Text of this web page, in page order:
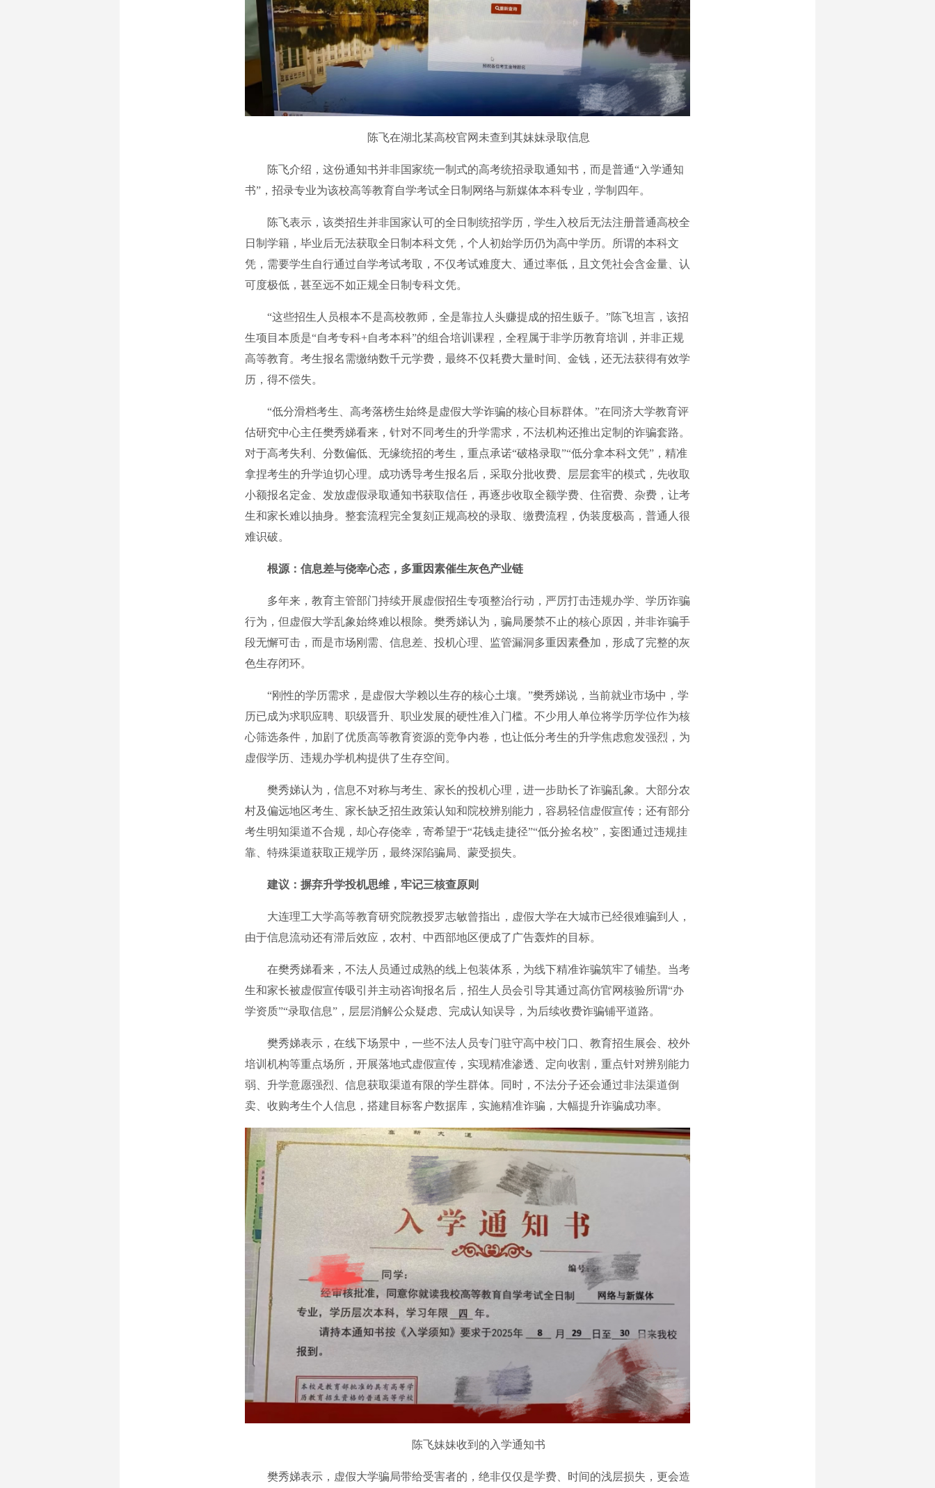
陈飞在湖北某高校官网未查到其妹妹录取信息
陈飞介绍，这份通知书并非国家统一制式的高考统招录取通知书，而是普通“入学通知
书”，招录专业为该校高等教育自学考试全日制网络与新媒体本科专业，学制四年。
陈飞表示，该类招生并非国家认可的全日制统招学历，学生入校后无法注册普通高校全
日制学籍，毕业后无法获取全日制本科文凭，个人初始学历仍为高中学历。所谓的本科文
凭，需要学生自行通过自学考试考取，不仅考试难度大、通过率低，且文凭社会含金量、认
可度极低，甚至远不如正规全日制专科文凭。
“这些招生人员根本不是高校教师，全是靠拉人头赚提成的招生贩子。”陈飞坦言，该招
生项目本质是“自考专科+自考本科”的组合培训课程，全程属于非学历教育培训，并非正规
高等教育。考生报名需缴纳数千元学费，最终不仅耗费大量时间、金钱，还无法获得有效学
历，得不偿失。
“低分滑档考生、高考落榜生始终是虚假大学诈骗的核心目标群体。”在同济大学教育评
估研究中心主任樊秀娣看来，针对不同考生的升学需求，不法机构还推出定制的诈骗套路。
对于高考失利、分数偏低、无缘统招的考生，重点承诺“破格录取”“低分拿本科文凭”，精准
拿捏考生的升学迫切心理。成功诱导考生报名后，采取分批收费、层层套牢的模式，先收取
小额报名定金、发放虚假录取通知书获取信任，再逐步收取全额学费、住宿费、杂费，让考
生和家长难以抽身。整套流程完全复刻正规高校的录取、缴费流程，伪装度极高，普通人很
难识破。
根源：信息差与侥幸心态，多重因素催生灰色产业链
多年来，教育主管部门持续开展虚假招生专项整治行动，严厉打击违规办学、学历诈骗
行为，但虚假大学乱象始终难以根除。樊秀娣认为，骗局屡禁不止的核心原因，并非诈骗手
段无懈可击，而是市场刚需、信息差、投机心理、监管漏洞多重因素叠加，形成了完整的灰
色生存闭环。
“刚性的学历需求，是虚假大学赖以生存的核心土壤。”樊秀娣说，当前就业市场中，学
历已成为求职应聘、职级晋升、职业发展的硬性准入门槛。不少用人单位将学历学位作为核
心筛选条件，加剧了优质高等教育资源的竞争内卷，也让低分考生的升学焦虑愈发强烈，为
虚假学历、违规办学机构提供了生存空间。
樊秀娣认为，信息不对称与考生、家长的投机心理，进一步助长了诈骗乱象。大部分农
村及偏远地区考生、家长缺乏招生政策认知和院校辨别能力，容易轻信虚假宣传；还有部分
考生明知渠道不合规，却心存侥幸，寄希望于“花钱走捷径”“低分捡名校”，妄图通过违规挂
靠、特殊渠道获取正规学历，最终深陷骗局、蒙受损失。
建议：摒弃升学投机思维，牢记三核查原则
大连理工大学高等教育研究院教授罗志敏曾指出，虚假大学在大城市已经很难骗到人，
由于信息流动还有滞后效应，农村、中西部地区便成了广告轰炸的目标。
在樊秀娣看来，不法人员通过成熟的线上包装体系，为线下精准诈骗筑牢了铺垫。当考
生和家长被虚假宣传吸引并主动咨询报名后，招生人员会引导其通过高仿官网核验所谓“办
学资质”“录取信息”，层层消解公众疑虑、完成认知误导，为后续收费诈骗铺平道路。
樊秀娣表示，在线下场景中，一些不法人员专门驻守高中校门口、教育招生展会、校外
培训机构等重点场所，开展落地式虚假宣传，实现精准渗透、定向收割，重点针对辨别能力
弱、升学意愿强烈、信息获取渠道有限的学生群体。同时，不法分子还会通过非法渠道倒
卖、收购考生个人信息，搭建目标客户数据库，实施精准诈骗，大幅提升诈骗成功率。
陈飞妹妹收到的入学通知书
樊秀娣表示，虚假大学骗局带给受害者的，绝非仅仅是学费、时间的浅层损失，更会造